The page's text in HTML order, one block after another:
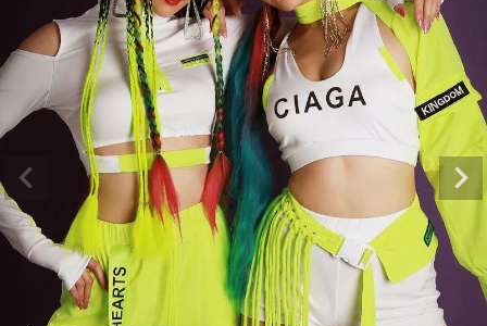
＝ボムシェル】はダンス衣装専門ブランド。
衣装ならお任せ！オリジナル衣装やダンス衣装のトータル
ィネートのご提案。 ボムシェルならではの最新で斬新な
えをお届け。 撮影で使用してる小物や靴などダンサー必
ーデはイメージしやすく、全てボムシェルでご購入可能。
とは差別化出来るしっかりした衣装のご提案はダンサー
ージ映えを全力で応援してます。
【B/bomb
「これど
好き女子
レッスン
シルエット
ンなど、
ゃれ女子